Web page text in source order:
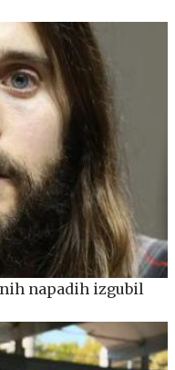
napadih izgubil